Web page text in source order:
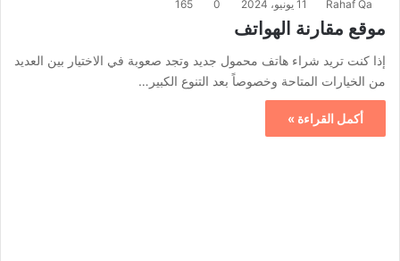
Rahaf Qa 11 يونيو، 2024 0
165
موقع مقارنة الهواتف
إذا كنت تريد شراء هاتف محمول جديد وتجد صعوبة في الاختيار بين العديد
من الخيارات المتاحة وخصوصاً بعد التنوع الكبير…
أكمل القراءة »